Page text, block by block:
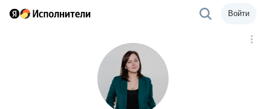
Войти